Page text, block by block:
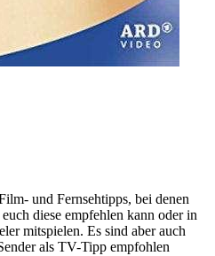
und Fernsehtipps, bei denen
diese empfehlen kann oder in
mitspielen. Es sind aber auch
als TV-Tipp empfohlen